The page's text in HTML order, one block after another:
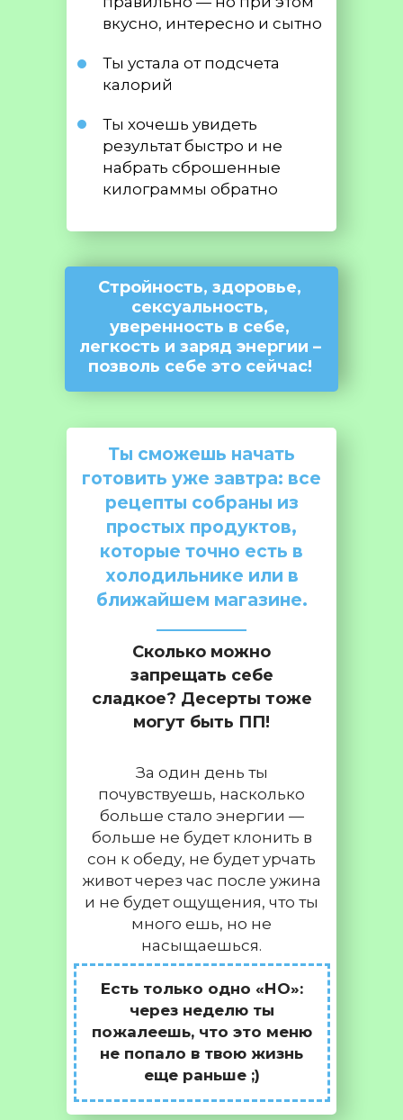
Стройность, здоровье,
сексуальность,
уверенность в себе,
легкость и заряд энергии –
позволь себе это сейчас!
вкусно, интересно и сытно
Ты устала от подсчета
калорий
Ты хочешь увидеть
результат быстро и не
набрать сброшенные
килограммы обратно
Ты сможешь начать
готовить уже завтра: все
рецепты собраны из
простых продуктов,
которые точно есть в
холодильнике или в
ближайшем магазине.
За один день ты
почувствуешь, насколько
больше стало энергии —
больше не будет клонить в
сон к обеду, не будет урчать
живот через час после ужина
и не будет ощущения, что ты
много ешь, но не
насыщаешься.
Сколько можно
запрещать себе
сладкое? Десерты тоже
могут быть ПП!
Есть только одно «НО»:
через неделю ты
пожалеешь, что это меню
не попало в твою жизнь
еще раньше ;)